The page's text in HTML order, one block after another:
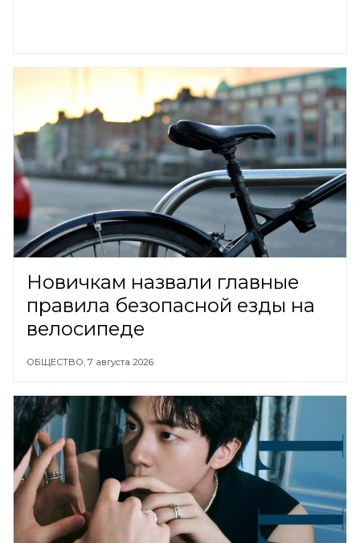
Новичкам назвали главные
правила безопасной езды на
велосипеде
ОБЩЕСТВО, 7 августа 2026